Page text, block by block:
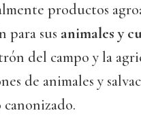
productos
para sus animales y
del campo y la
de animales y